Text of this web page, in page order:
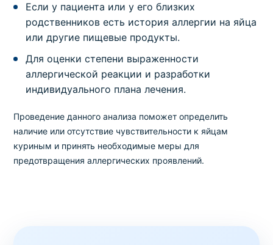
Если у пациента или у его близких
родственников есть история аллергии на яйца
или другие пищевые продукты.
Для оценки степени выраженности
аллергической реакции и разработки
индивидуального плана лечения.
Проведение данного анализа поможет определить
наличие или отсутствие чувствительности к яйцам
куриным и принять необходимые меры для
предотвращения аллергических проявлений.